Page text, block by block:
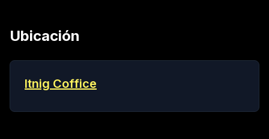
Ubicación
Itnig Coffice